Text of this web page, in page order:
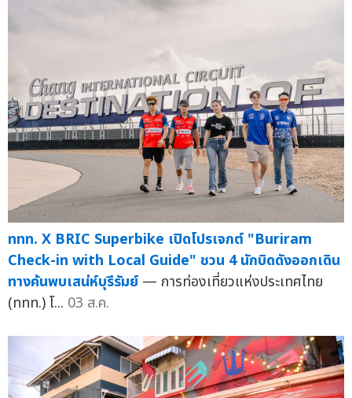
ททท. X BRIC Superbike เปิดโปรเจกต์ "Buriram
Check-in with Local Guide" ชวน 4 นักบิดดังออกเดิน
ทางค้นพบเสน่ห์บุรีรัมย์ — การท่องเที่ยวแห่งประเทศไทย
(ททท.) โ... 03 ส.ค.